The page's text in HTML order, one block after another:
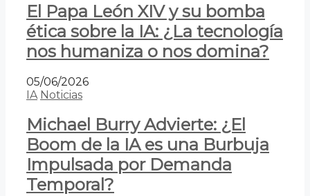
El Papa León XIV y su bomba
ética sobre la IA: ¿La tecnología
nos humaniza o nos domina?
05/06/2026
IA Noticias
Michael Burry Advierte: ¿El
Boom de la IA es una Burbuja
Impulsada por Demanda
Temporal?